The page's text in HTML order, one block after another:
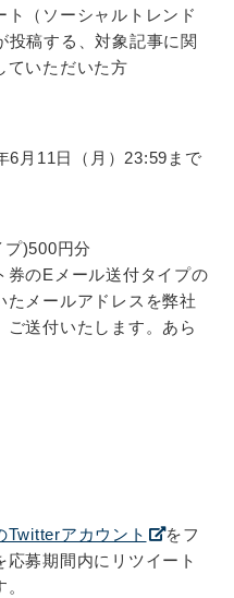
ト（ソーシャルトレンド
投稿する、対象記事に関
ていただいた方
6月11日（月）23:59まで
)500円分
のEメール送付タイプの
たメールアドレスを弊社
送付いたします。あら
Twitterアカウント
をフ
募期間内にリツイート